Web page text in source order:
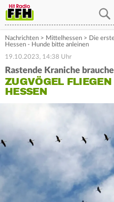
Nachrichten > Mittelhessen > Die
Hessen - Hunde bitte anleinen
19.10.2023, 14:38 Uhr
Rastende Kraniche
ZUGVÖGEL
HESSEN